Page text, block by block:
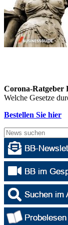
Corona-Ratgeber
Welche Gesetze
Bestellen Sie hier